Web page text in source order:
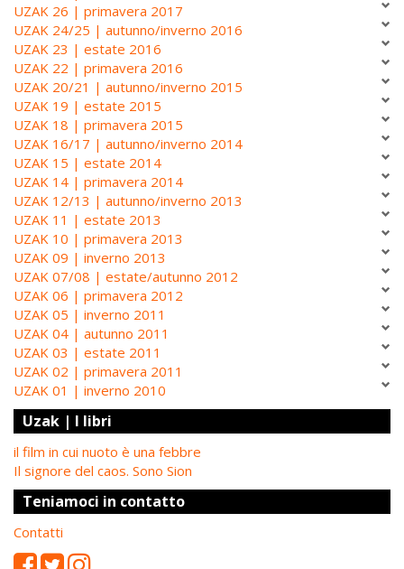
UZAK 26 | primavera 2017
UZAK 24/25 | autunno/inverno 2016
UZAK 23 | estate 2016
UZAK 22 | primavera 2016
UZAK 20/21 | autunno/inverno 2015
UZAK 19 | estate 2015
UZAK 18 | primavera 2015
UZAK 16/17 | autunno/inverno 2014
UZAK 15 | estate 2014
UZAK 14 | primavera 2014
UZAK 12/13 | autunno/inverno 2013
UZAK 11 | estate 2013
UZAK 10 | primavera 2013
UZAK 09 | inverno 2013
UZAK 07/08 | estate/autunno 2012
UZAK 06 | primavera 2012
UZAK 05 | inverno 2011
UZAK 04 | autunno 2011
UZAK 03 | estate 2011
UZAK 02 | primavera 2011
UZAK 01 | inverno 2010
Uzak | I libri
il film in cui nuoto è una febbre
Il signore del caos. Sono Sion
Teniamoci in contatto
Contatti